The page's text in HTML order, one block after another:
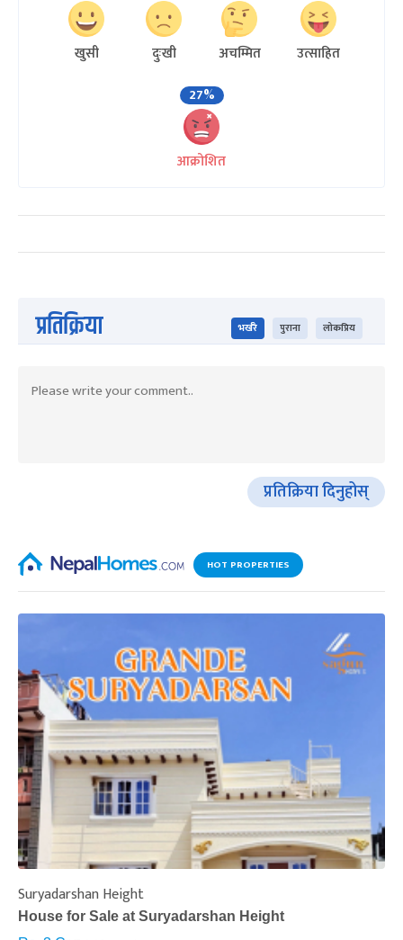
खुसी दुःखी अचम्मित
उत्साहित
27%
आक्रोशित
प्रतिक्रिया भर्खरै पुराना लोकप्रिय
प्रतिक्रिया दिनुहोस्
HOT PROPERTIES
Suryadarshan Height
House for Sale at Suryadarshan Height